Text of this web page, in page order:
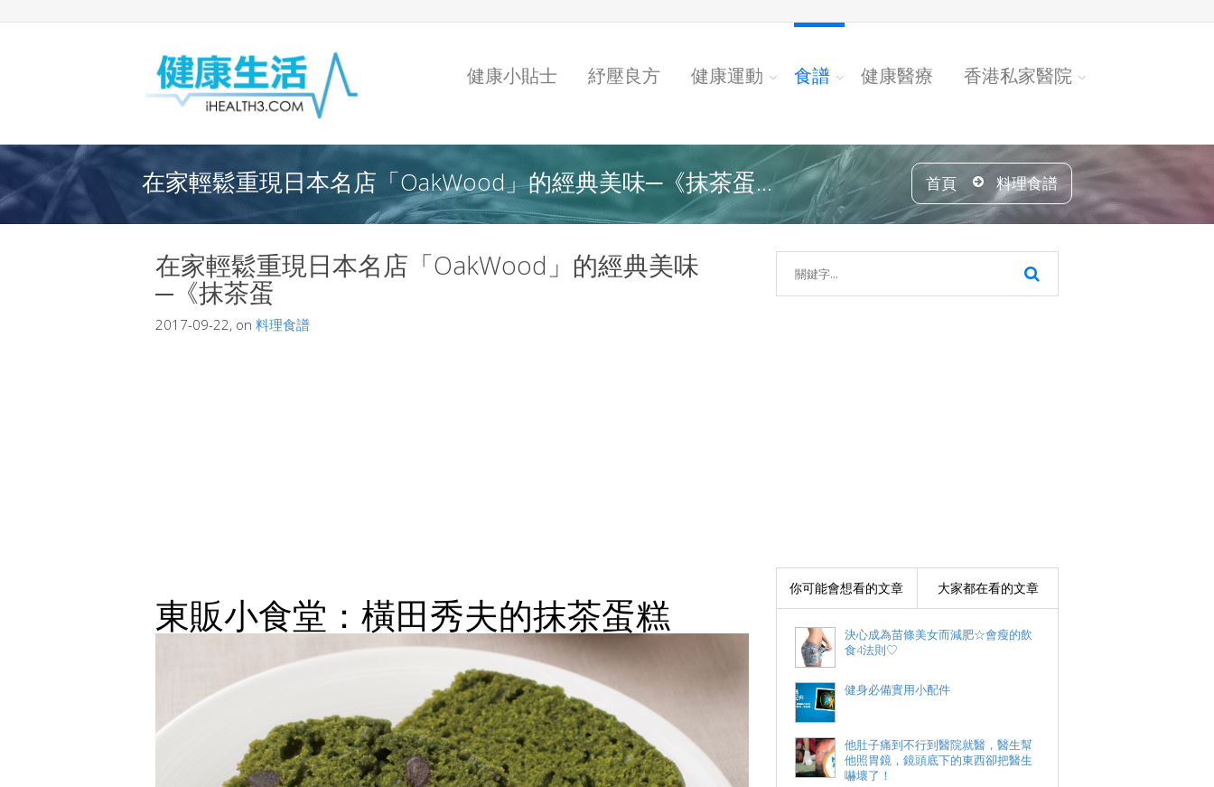
健康小貼士 紓壓良方 健康運動 食譜 健康醫療 香港私家醫院
在家輕鬆重現日本名店「OakWood」的經典美味─《抹茶蛋... 首頁 料理食譜
在家輕鬆重現日本名店「OakWood」的經典美味
─《抹茶蛋
2017-09-22, on 料理食譜
東販小食堂：橫田秀夫的抹茶蛋糕
你可能會想看的文章 大家都在看的文章
決心成為苗條美女而減肥☆會瘦的飲
食4法則♡
健身必備實用小配件
他肚子痛到不行到醫院就醫，醫生幫
他照胃鏡，鏡頭底下的東西卻把醫生
嚇壞了！